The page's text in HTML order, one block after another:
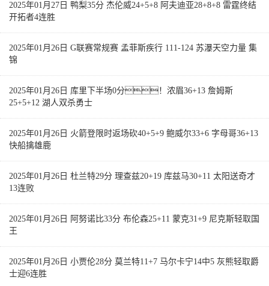
2025年01月27日 鸭梨35分 杰伦威24+5+8 阿夫迪亚28+8+8 雷霆终结
开拓者4连胜
2025年01月26日 G联赛常规赛 孟菲斯疾行 111-124 苏瀑天空力量 集
锦
2025年01月26日 库里下半场0分！浓眉36+13 詹姆斯
25+5+12 湖人双杀勇士
2025年01月26日 火箭登限时返场砍40+5+9 鲍威尔33+6 字母哥36+13
快船擒雄鹿
2025年01月26日 杜兰特29分 理查兹20+19 库兹马30+11 太阳送奇才
13连败
2025年01月26日 阿努诺比33分 布伦森25+11 蒙克31+9 尼克斯轻取国
王
2025年01月26日 小贾伦28分 莫兰特11+7 马尔卡宁14中5 灰熊轻取爵
士迎6连胜